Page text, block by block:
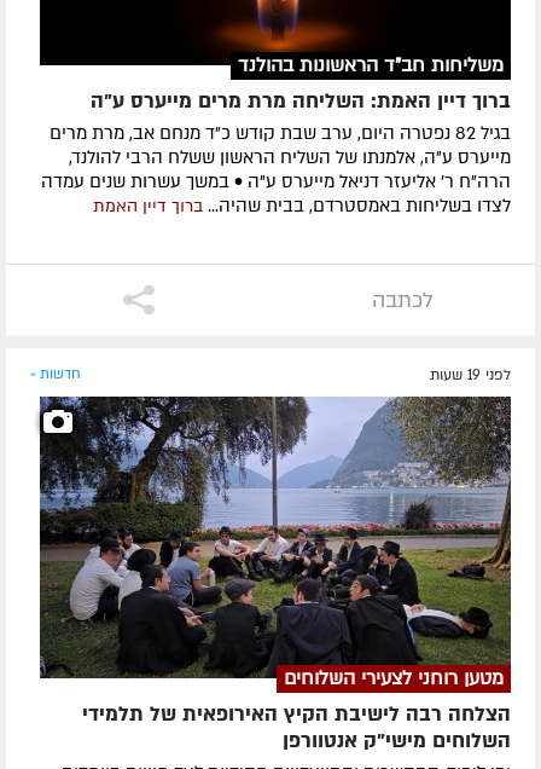
משליחות חב"ד הראשונות בהולנד
ברוך דיין האמת: השליחה מרת מרים מייערס ע"ה
בגיל 82 נפטרה היום, ערב שבת קודש כ"ד מנחם אב, מרת מרים
מייערס ע"ה, אלמנתו של השליח הראשון ששלח הרבי להולנד,
הרה"ח ר' אליעזר דניאל מייערס ע"ה • במשך עשרות שנים עמדה
לצדו בשליחות באמסטרדם, בבית שהיה... ברוך דיין האמת
לכתבה
לפני 19 שעות חדשות »
מטען רוחני לצעירי השלוחים
הצלחה רבה לישיבת הקיץ האירופאית של תלמידי
השלוחים מישי"ק אנטוורפן